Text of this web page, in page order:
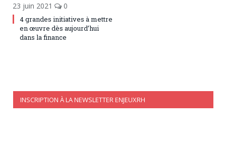
23 juin 2021 0
4 grandes initiatives à mettre
en œuvre dès aujourd’hui
dans la finance
INSCRIPTION À LA NEWSLETTER ENJEUXRH